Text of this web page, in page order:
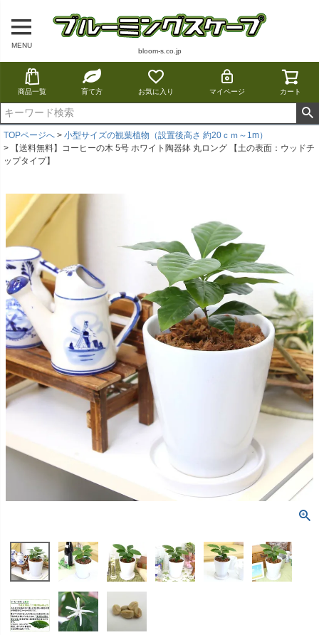
MENU
bloom-s.co.jp
商品一覧 育て方 お気に入り マイページ カート
TOPページへ
小型サイズの観葉植物（設置後高さ 約20ｃｍ～1m）
【送料無料】コーヒーの木 5号 ホワイト陶器鉢 丸ロング 【土の表面：ウッドチ
ップタイプ】